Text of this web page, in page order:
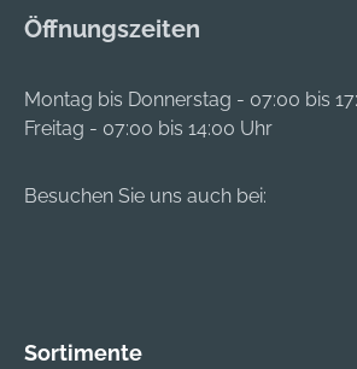
Taunusstein, DE,
info@soehngen.com
Öffnungszeiten
Montag bis Donnerstag - 07:00 bis
Freitag - 07:00 bis 14:00 Uhr
Besuchen Sie uns auch bei:
Sortimente